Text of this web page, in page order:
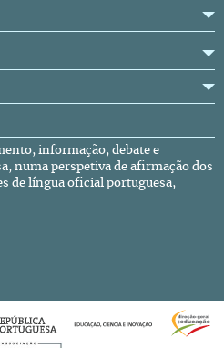
informação, debate e
numa perspetiva de afirmação dos
de língua oficial portuguesa,